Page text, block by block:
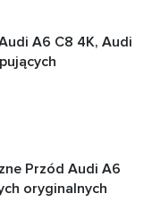
А6 C8 4K, Audi
Przód Audi А6
oryginalnych